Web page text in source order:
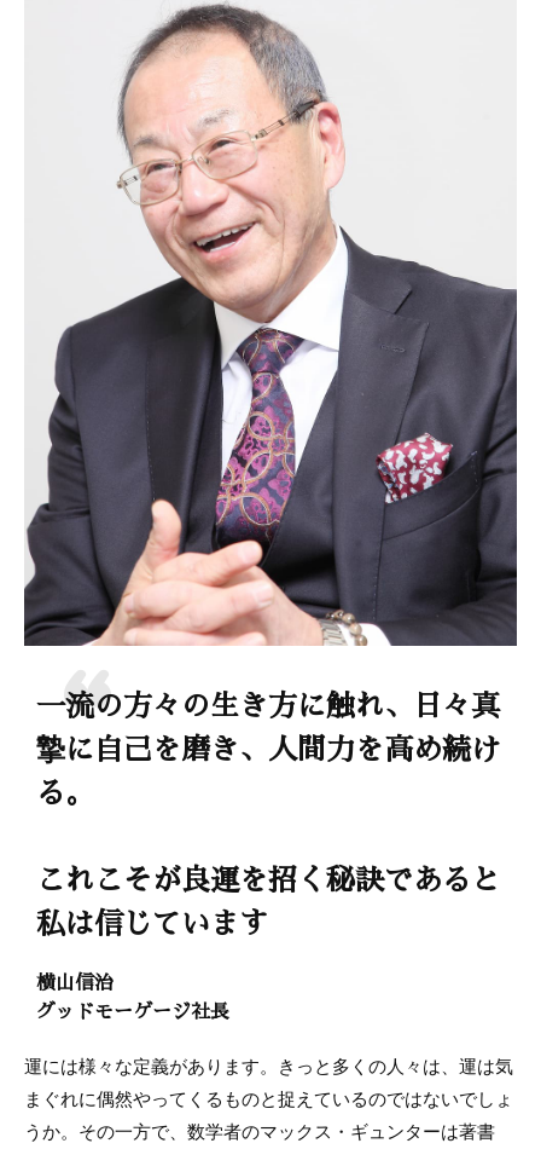
一流の方々の生き方に触れ、日々真
摯に自己を磨き、人間力を高め続け
る。
これこそが良運を招く秘訣であると
私は信じています
横山信治
グッドモーゲージ社長
運には様々な定義があります。きっと多くの人々は、運は気
まぐれに偶然やってくるものと捉えているのではないでしょ
うか。その一方で、数学者のマックス・ギュンターは著書